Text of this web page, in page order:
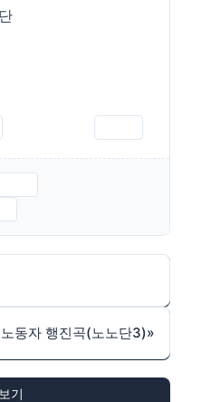
노동자 행진곡(노노단3)»
기